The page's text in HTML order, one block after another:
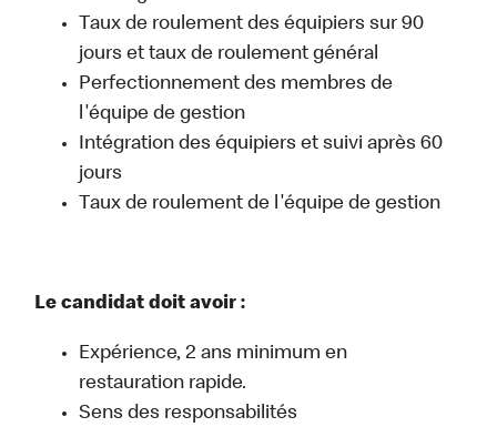
Taux de roulement des équipiers sur 90
jours et taux de roulement général
Perfectionnement des membres de
l'équipe de gestion
Intégration des équipiers et suivi après 60
jours
Taux de roulement de l'équipe de gestion
Le candidat doit avoir :
Expérience, 2 ans minimum en
restauration rapide.
Sens des responsabilités